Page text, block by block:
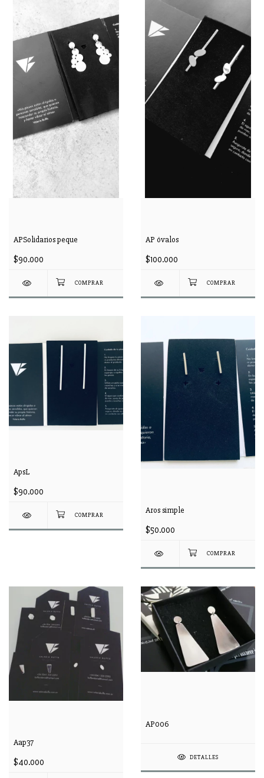
APSolidarios peque
$90.000
AP óvalos
$100.000
ApsL
$90.000
Aros simple
$50.000
Aap37
$40.000
AP006
DETALLES